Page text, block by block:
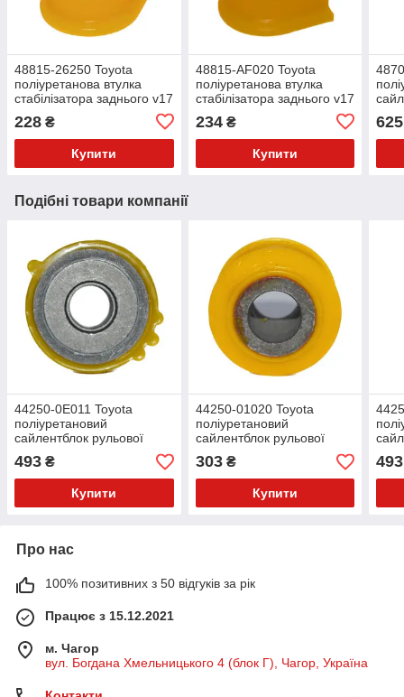
48815-26250 Toyota
поліуретанова втулка
стабілізатора заднього v17
228 ₴
Купити
48815-AF020 Toyota
поліуретанова втулка
стабілізатора заднього v17
234₴
Купити
625
Подібні товари компанії
44250-0E011 Toyota
поліуретановий
сайлентблок рульової
рейки v17
493 ₴
Купити
44250-01020 Toyota
поліуретановий
сайлентблок рульової
рейки v17
303₴
Купити
493
Про нас
100% позитивних з 50 відгуків за рік
Працює з 15.12.2021
м. Чагор
вул. Богдана Хмельницького 4 (блок Г), Чагор, Україна